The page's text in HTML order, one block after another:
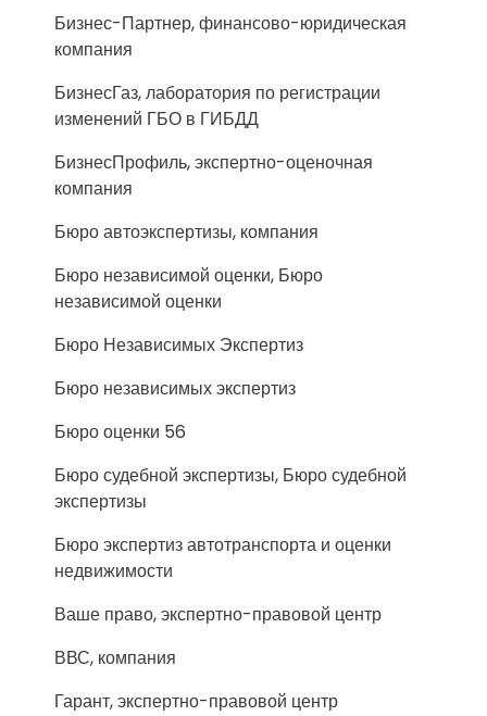
Бизнес-Партнер, финансово-юридическая
компания
БизнесГаз, лаборатория по регистрации
изменений ГБО в ГИБДД
БизнесПрофиль, экспертно-оценочная
компания
Бюро автоэкспертизы, компания
Бюро независимой оценки, Бюро
независимой оценки
Бюро Независимых Экспертиз
Бюро независимых экспертиз
Бюро оценки 56
Бюро судебной экспертизы, Бюро судебной
экспертизы
Бюро экспертиз автотранспорта и оценки
недвижимости
Ваше право, экспертно-правовой центр
ВВС, компания
Гарант, экспертно-правовой центр